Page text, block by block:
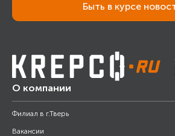
Быть в курсе
О компании
Филиал в г.Тверь
Вакансии